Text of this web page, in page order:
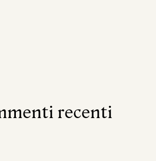
recenti